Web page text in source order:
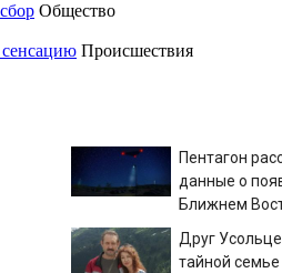
Общество
Происшествия
Пентагон
данные о
Ближнем
Друг
тайной